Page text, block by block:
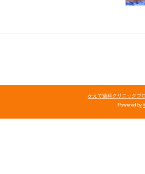
かえで歯科クリニックブ
Powered by